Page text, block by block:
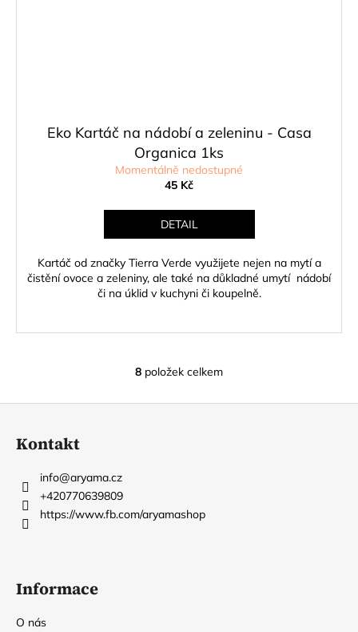
Eko Kartáč na nádobí a zeleninu - Casa
Organica 1ks
Momentálně nedostupné
45 Kč
DETAIL
Kartáč od značky Tierra Verde využijete nejen na mytí a
čistění ovoce a zeleniny, ale také na důkladné umytí nádobí
či na úklid v kuchyni či koupelně.
O
v
p
8 položek celkem
Kontakt
info@aryama.cz
+420770639809
https://www.fb.com/aryamashop
Informace
O nás